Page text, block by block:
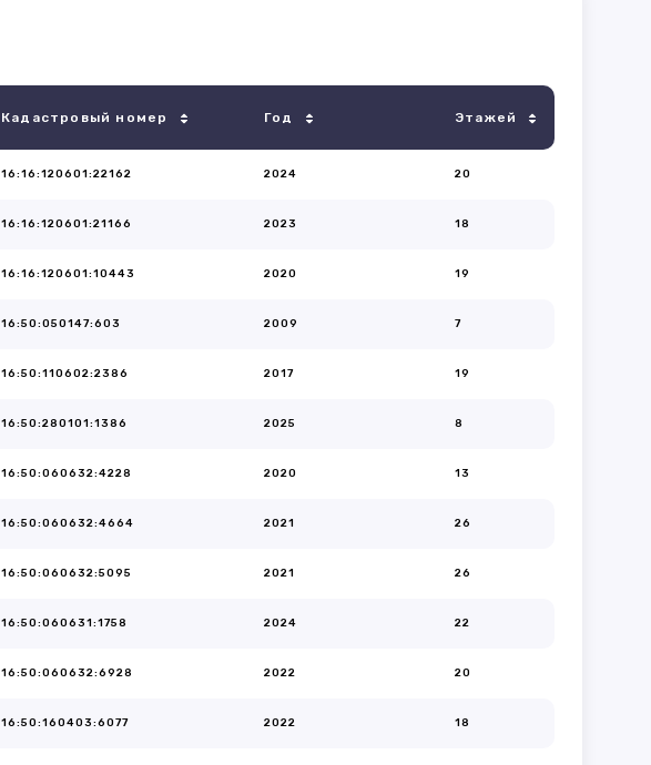
Кадастровый номер Год Этажей
16:16:120601:22162 2024 20
16:16:120601:21166 2023 18
16:16:120601:10443 2020 19
16:50:050147:603 2009 7
16:50:110602:2386 2017 19
16:50:280101:1386 2025 8
16:50:060632:4228 2020 13
16:50:060632:4664 2021 26
16:50:060632:5095 2021 26
16:50:060631:1758 2024 22
16:50:060632:6928 2022 20
16:50:160403:6077 2022 18